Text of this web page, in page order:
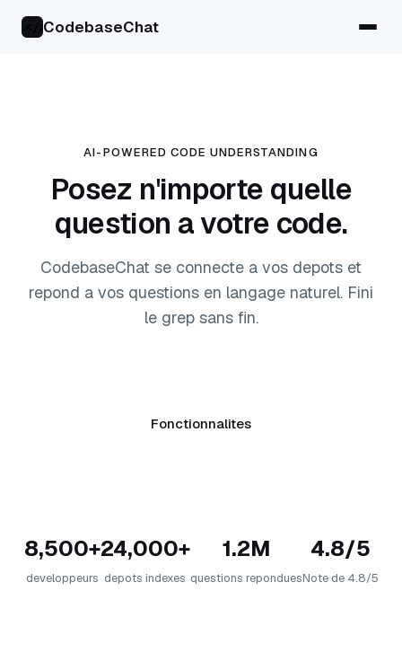
</>CodebaseChat
AI-POWERED CODE UNDERSTANDING
Posez n'importe quelle
question a votre code.
CodebaseChat se connecte a vos depots et
repond a vos questions en langage naturel. Fini
le grep sans fin.
Fonctionnalites
8,500+
developpeurs
24,000+
depots indexes
1.2M
questions repondues
4.8/5
Note de 4.8/5